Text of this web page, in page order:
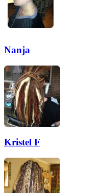
Nanja
Kristel F